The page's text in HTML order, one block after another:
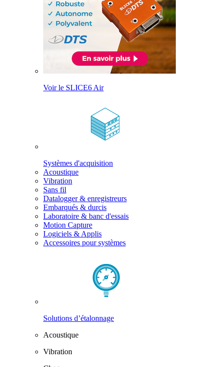
Voir le SLICE6 Air
Systèmes d'acquisition
Acoustique
Vibration
Sans fil
Datalogger & enregistreurs
Embarqués & durcis
Laboratoire & banc d'essais
Motion Capture
Logiciels & Applis
Accessoires pour systèmes
Solutions d’étalonnage
Acoustique
Vibration